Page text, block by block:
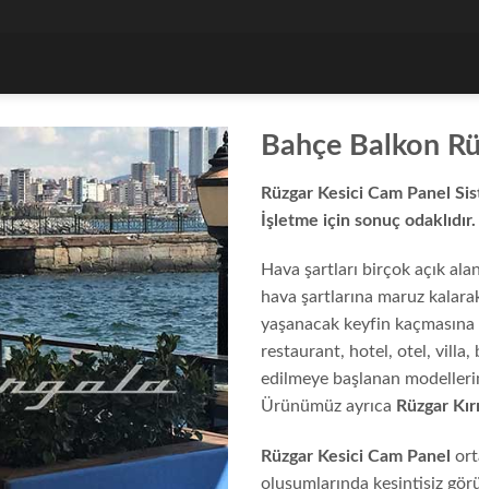
Bahçe Balkon
Rüzgar Kesici Cam Panel
İşletme için sonuç odaklıdır.
Hava şartları birçok açık
hava şartlarına maruz
yaşanacak keyfin
restaurant, hotel, otel, villa,
edilmeye başlanan
Ürünümüz ayrıca Rüzgar
Rüzgar Kesici Cam Panel
oluşumlarında kesintisiz